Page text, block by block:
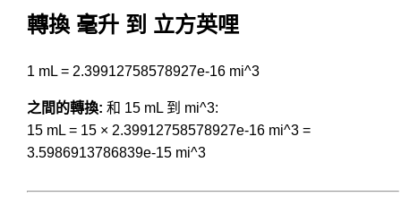
轉換 毫升 到 立方英哩
1 mL = 2.39912758578927e-16 mi^3
之間的轉換: 和 15 mL 到 mi^3:
15 mL = 15 × 2.39912758578927e-16 mi^3 =
3.5986913786839e-15 mi^3